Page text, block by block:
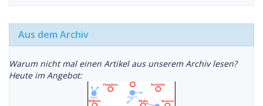
Aus dem Archiv
Warum nicht mal einen Artikel aus unserem Archiv lesen?
Heute im Angebot: